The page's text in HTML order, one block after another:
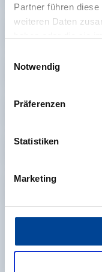
Partner führen
weiteren Daten
Weitere
Notwendig
Präferenzen
Statistiken
Marketing
SWEG Bus
SWEG Bus